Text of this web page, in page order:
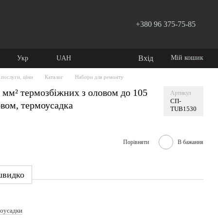
+380 96 375-75-85
Укр UAH Вхід Мій кошик
ціни Каталог Набори для ремонту
термозбіжних з оловом до 105
термоусадка
Артикул
СП-
TUB1530
Порівняти В бажання